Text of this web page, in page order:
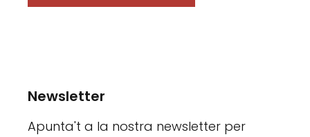
Newsletter
Apunta't a la nostra newsletter per